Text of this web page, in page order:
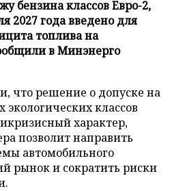
бензина классов Евро-2,
2027 года введено для
топлива на
в Минэнерго
что решение о допуске на
классов
характер,
позволит направить
автомобильного
рынок и сократить риски